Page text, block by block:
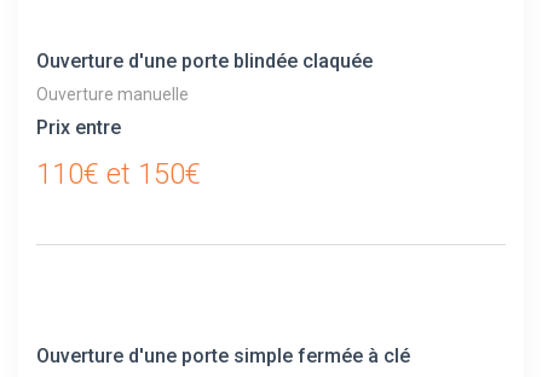
Ouverture d'une porte blindée claquée
Ouverture manuelle
Prix entre
110€ et 150€
Ouverture d'une porte simple fermée à clé